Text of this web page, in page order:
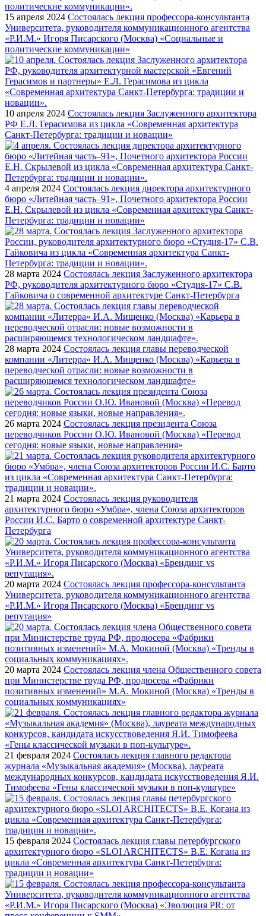
15 апреля 2024 Состоялась лекция профессора-консультанта
Университета, руководителя коммуникационного агентства
«Р.И.М.» Игоря Писарского (Москва) «Социальные и
политические коммуникации»
10 апреля 2024 Состоялась лекция Заслуженного архитектора
РФ Е.Л. Герасимова из цикла «Современная архитектура
Санкт-Петербурга: традиции и новации»
4 апреля 2024 Состоялась лекция директора архитектурного
бюро «Литейная часть–91», Почетного архитектора России
Е.Н. Скрылевой из цикла «Современная архитектура Санкт-
Петербурга: традиции и новации»
28 марта 2024 Состоялась лекция Заслуженного архитектора
РФ, руководителя архитектурного бюро «Студия-17» С.В.
Гайковича о современной архитектуре Санкт-Петербурга
28 марта 2024 Состоялась лекция главы переводческой
компании «Литерра» И.А. Мищенко (Москва) «Карьера в
переводческой отрасли: новые возможности в
расширяющемся технологическом ландшафте»
26 марта 2024 Состоялась лекция президента Союза
переводчиков России О.Ю. Ивановой (Москва) «Перевод
сегодня: новые языки, новые направления»
21 марта 2024 Состоялась лекция руководителя
архитектурного бюро «Умбра», члена Союза архитекторов
России И.С. Барто о современной архитектуре Санкт-
Петербурга
20 марта 2024 Состоялась лекция профессора-консультанта
Университета, руководителя коммуникационного агентства
«Р.И.М.» Игоря Писарского (Москва) «Брендинг vs
репутация»
20 марта 2024 Состоялась лекция члена Общественного совета
при Министерстве труда РФ, продюсера «Фабрики
позитивных изменений» М.А. Мокиной (Москва) «Тренды в
социальных коммуникациях»
21 февраля 2024 Состоялась лекция главного редактора
журнала «Музыкальная академия» (Москва), лауреата
международных конкурсов, кандидата искусствоведения Я.И.
Тимофеева «Гены классической музыки в поп-культуре»
15 февраля 2024 Состоялась лекция главы петербургского
архитектурного бюро «SLOI ARCHITECTS» В.Е. Когана из
цикла «Современная архитектура Санкт-Петербурга:
традиции и новации»